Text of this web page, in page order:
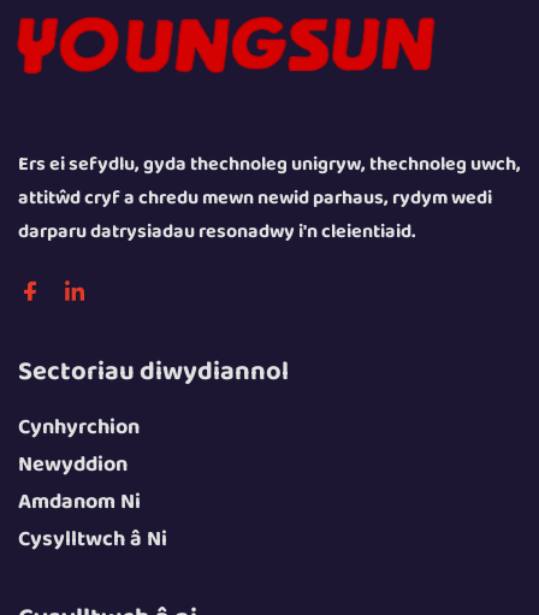
Ers ei sefydlu, gyda thechnoleg unigryw, thechnoleg uwch,
attitŵd cryf a chredu mewn newid parhaus, rydym wedi
darparu datrysiadau resonadwy i'n cleientiaid.
Sectoriau diwydiannol
Cynhyrchion
Newyddion
Amdanom Ni
Cysylltwch â Ni